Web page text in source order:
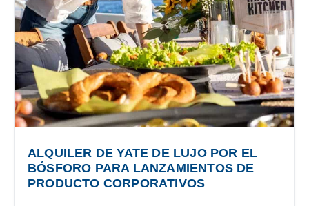
ALQUILER DE YATE DE LUJO POR EL
BÓSFORO PARA LANZAMIENTOS DE
PRODUCTO CORPORATIVOS